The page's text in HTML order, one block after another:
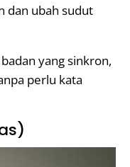
dan ubah sudut
yang sinkron,
perlu kata